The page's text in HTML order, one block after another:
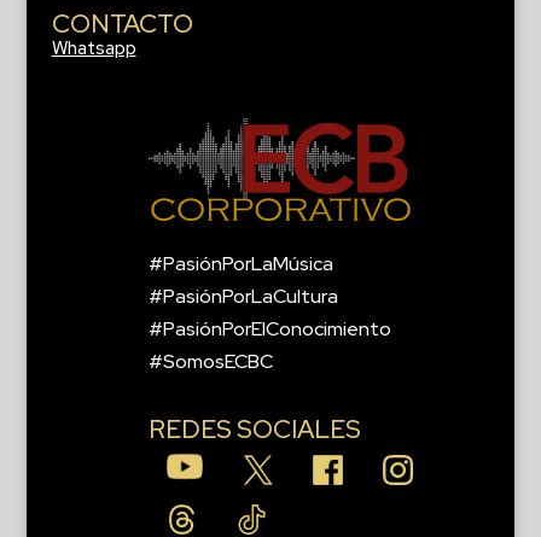
CONTACTO
Whatsapp
#PasiónPorLaMúsica
#PasiónPorLaCultura
#PasiónPorElConocimiento
#SomosECBC
REDES SOCIALES